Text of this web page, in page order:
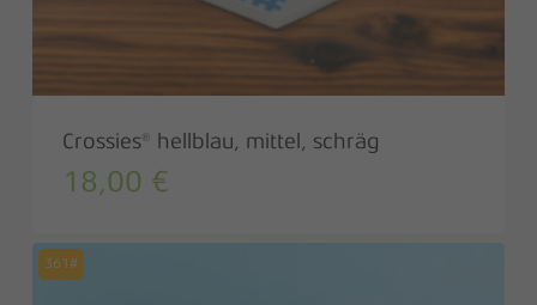
Crossies® hellblau, mittel, schräg
18,00 €
361#